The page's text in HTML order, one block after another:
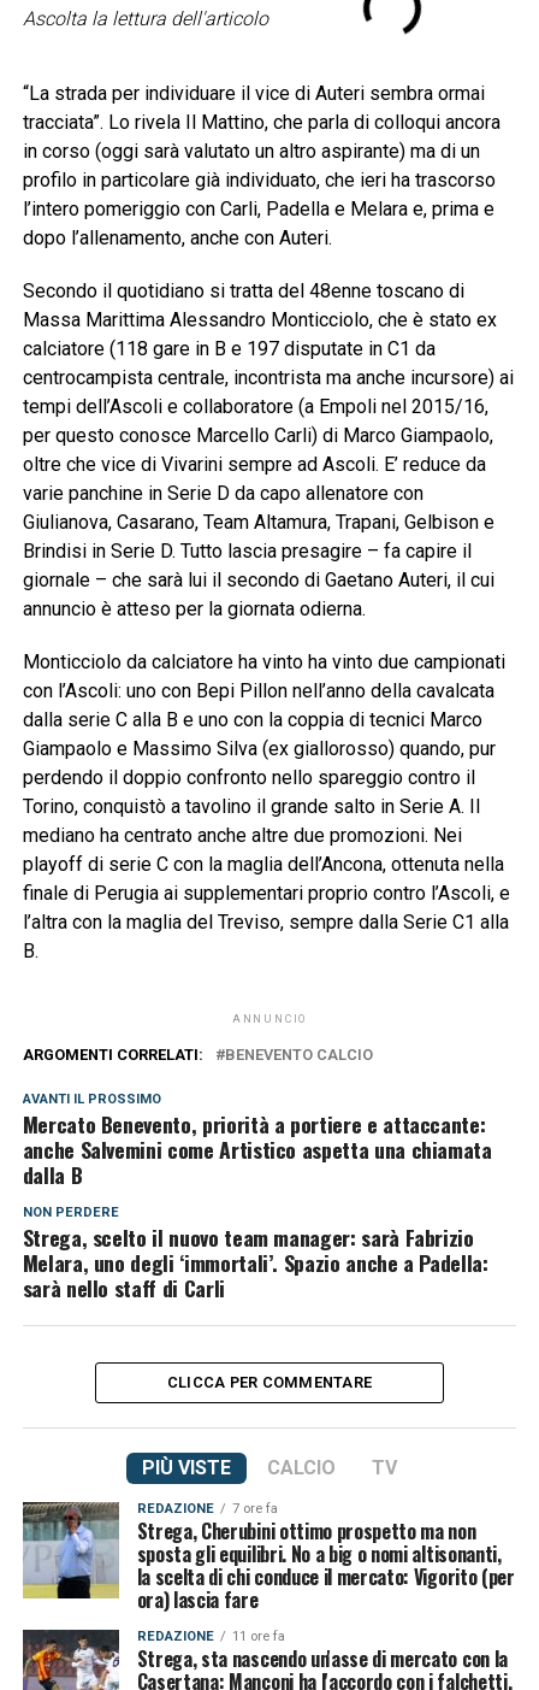
Ascolta la lettura dell'articolo
“La strada per individuare il vice di Auteri sembra ormai
tracciata”. Lo rivela Il Mattino, che parla di colloqui ancora
in corso (oggi sarà valutato un altro aspirante) ma di un
profilo in particolare già individuato, che ieri ha trascorso
l’intero pomeriggio con Carli, Padella e Melara e, prima e
dopo l’allenamento, anche con Auteri.
Secondo il quotidiano si tratta del 48enne toscano di
Massa Marittima Alessandro Monticciolo, che è stato ex
calciatore (118 gare in B e 197 disputate in C1 da
centrocampista centrale, incontrista ma anche incursore) ai
tempi dell’Ascoli e collaboratore (a Empoli nel 2015/16,
per questo conosce Marcello Carli) di Marco Giampaolo,
oltre che vice di Vivarini sempre ad Ascoli. E’ reduce da
varie panchine in Serie D da capo allenatore con
Giulianova, Casarano, Team Altamura, Trapani, Gelbison e
Brindisi in Serie D. Tutto lascia presagire – fa capire il
giornale – che sarà lui il secondo di Gaetano Auteri, il cui
annuncio è atteso per la giornata odierna.
Monticciolo da calciatore ha vinto ha vinto due campionati
con l’Ascoli: uno con Bepi Pillon nell’anno della cavalcata
dalla serie C alla B e uno con la coppia di tecnici Marco
Giampaolo e Massimo Silva (ex giallorosso) quando, pur
perdendo il doppio confronto nello spareggio contro il
Torino, conquistò a tavolino il grande salto in Serie A. Il
mediano ha centrato anche altre due promozioni. Nei
playoff di serie C con la maglia dell’Ancona, ottenuta nella
finale di Perugia ai supplementari proprio contro l’Ascoli, e
l’altra con la maglia del Treviso, sempre dalla Serie C1 alla
B.
ANNUNCIO
ARGOMENTI CORRELATI: BENEVENTO CALCIO
AVANTI IL ​​PROSSIMO
Mercato Benevento, priorità a portiere e attaccante:
anche Salvemini come Artistico aspetta una chiamata
dalla B
NON PERDERE
Strega, scelto il nuovo team manager: sarà Fabrizio
Melara, uno degli ‘immortali’. Spazio anche a Padella:
sarà nello staff di Carli
CLICCA PER COMMENTARE
PIÙ VISTE CALCIO TV
REDAZIONE 7 ore fa
Strega, Cherubini ottimo prospetto ma non
sposta gli equilibri. No a big o nomi altisonanti,
la scelta di chi conduce il mercato: Vigorito (per
ora) lascia fare
REDAZIONE 11 ore fa
Strega, sta nascendo un'asse di mercato con la
Casertana: Manconi ha l'accordo con i falchetti,